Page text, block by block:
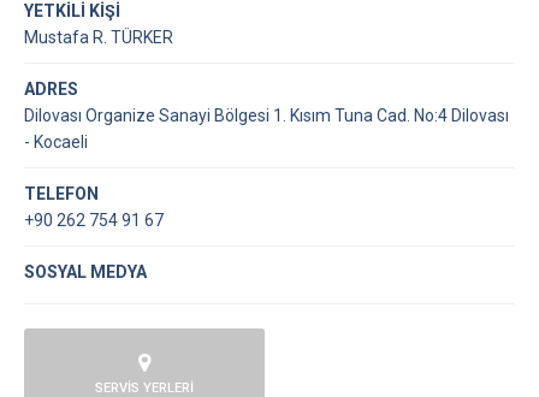
YETKİLİ KİŞİ
Mustafa R. TÜRKER
ADRES
Dilovası Organize Sanayi Bölgesi 1. Kısım Tuna Cad. No:4 Dilovası
- Kocaeli
TELEFON
+90 262 754 91 67
SOSYAL MEDYA
SERVİS YERLERİ